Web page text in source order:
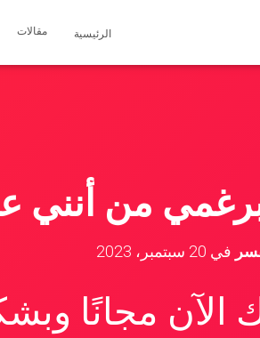
الرئيسية مقالات
من أنني
في 20 سبتمبر، 2023
مجانًا